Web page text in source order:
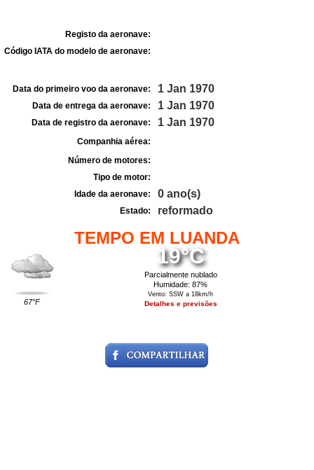
Registo da aeronave:
Código IATA do modelo de aeronave:
Data do primeiro voo da aeronave: 1 Jan 1970
Data de entrega da aeronave: 1 Jan 1970
Data de registro da aeronave: 1 Jan 1970
Companhia aérea:
Número de motores:
Tipo de motor:
Idade da aeronave:
0 ano(s)
Estado: reformado
TEMPO EM LUANDA
67°F
19°C
Parcialmente nublado
Humidade: 87%
Vento: SSW a 18km/h
Detalhes e previsões